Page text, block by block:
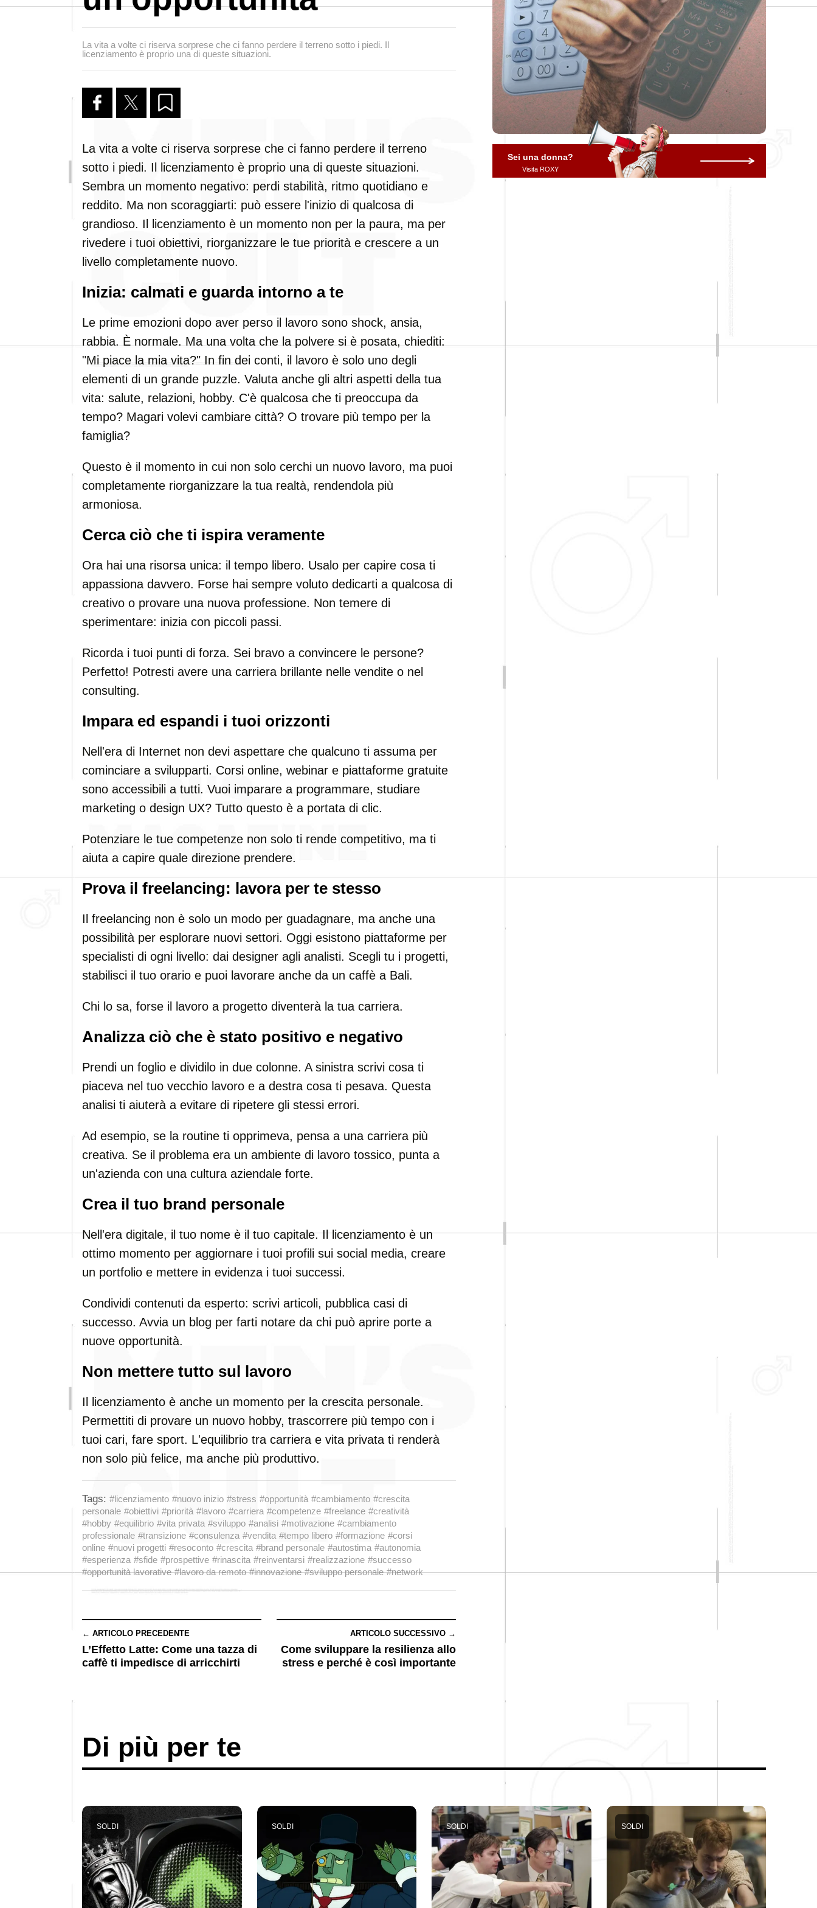
La vita a volte ci riserva sorprese che ci fanno perdere il terreno sotto i piedi. Il
licenziamento è proprio una di queste situazioni.
La vita a volte ci riserva sorprese che ci fanno perdere il terreno
sotto i piedi. Il licenziamento è proprio una di queste situazioni.
Sembra un momento negativo: perdi stabilità, ritmo quotidiano e
reddito. Ma non scoraggiarti: può essere l'inizio di qualcosa di
grandioso. Il licenziamento è un momento non per la paura, ma per
rivedere i tuoi obiettivi, riorganizzare le tue priorità e crescere a un
livello completamente nuovo.
Inizia: calmati e guarda intorno a te
Le prime emozioni dopo aver perso il lavoro sono shock, ansia,
rabbia. È normale. Ma una volta che la polvere si è posata, chiediti:
"Mi piace la mia vita?" In fin dei conti, il lavoro è solo uno degli
elementi di un grande puzzle. Valuta anche gli altri aspetti della tua
vita: salute, relazioni, hobby. C'è qualcosa che ti preoccupa da
tempo? Magari volevi cambiare città? O trovare più tempo per la
famiglia?
Questo è il momento in cui non solo cerchi un nuovo lavoro, ma puoi
completamente riorganizzare la tua realtà, rendendola più
armoniosa.
Cerca ciò che ti ispira veramente
Ora hai una risorsa unica: il tempo libero. Usalo per capire cosa ti
appassiona davvero. Forse hai sempre voluto dedicarti a qualcosa di
creativo o provare una nuova professione. Non temere di
sperimentare: inizia con piccoli passi.
Ricorda i tuoi punti di forza. Sei bravo a convincere le persone?
Perfetto! Potresti avere una carriera brillante nelle vendite o nel
consulting.
Impara ed espandi i tuoi orizzonti
Nell'era di Internet non devi aspettare che qualcuno ti assuma per
cominciare a svilupparti. Corsi online, webinar e piattaforme gratuite
sono accessibili a tutti. Vuoi imparare a programmare, studiare
marketing o design UX? Tutto questo è a portata di clic.
Potenziare le tue competenze non solo ti rende competitivo, ma ti
aiuta a capire quale direzione prendere.
Prova il freelancing: lavora per te stesso
Il freelancing non è solo un modo per guadagnare, ma anche una
possibilità per esplorare nuovi settori. Oggi esistono piattaforme per
specialisti di ogni livello: dai designer agli analisti. Scegli tu i progetti,
stabilisci il tuo orario e puoi lavorare anche da un caffè a Bali.
Chi lo sa, forse il lavoro a progetto diventerà la tua carriera.
Analizza ciò che è stato positivo e negativo
Prendi un foglio e dividilo in due colonne. A sinistra scrivi cosa ti
piaceva nel tuo vecchio lavoro e a destra cosa ti pesava. Questa
analisi ti aiuterà a evitare di ripetere gli stessi errori.
Ad esempio, se la routine ti opprimeva, pensa a una carriera più
creativa. Se il problema era un ambiente di lavoro tossico, punta a
un'azienda con una cultura aziendale forte.
Crea il tuo brand personale
Nell'era digitale, il tuo nome è il tuo capitale. Il licenziamento è un
ottimo momento per aggiornare i tuoi profili sui social media, creare
un portfolio e mettere in evidenza i tuoi successi.
Condividi contenuti da esperto: scrivi articoli, pubblica casi di
successo. Avvia un blog per farti notare da chi può aprire porte a
nuove opportunità.
Non mettere tutto sul lavoro
Il licenziamento è anche un momento per la crescita personale.
Permettiti di provare un nuovo hobby, trascorrere più tempo con i
tuoi cari, fare sport. L'equilibrio tra carriera e vita privata ti renderà
non solo più felice, ma anche più produttivo.
Tags: #licenziamento #nuovo inizio #stress #opportunità #cambiamento #crescita
personale #obiettivi #priorità #lavoro #carriera #competenze #freelance #creatività
#hobby #equilibrio #vita privata #sviluppo #analisi #motivazione #cambiamento
professionale #transizione #consulenza #vendita #tempo libero #formazione #corsi
online #nuovi progetti #resoconto #crescita #brand personale #autostima #autonomia
#esperienza #sfide #prospettive #rinascita #reinventarsi #realizzazione #successo
#opportunità lavorative #lavoro da remoto #innovazione #sviluppo personale #network
← ARTICOLO PRECEDENTE
L’Effetto Latte: Come una tazza di
caffè ti impedisce di arricchirti
ARTICOLO SUCCESSIVO →
Come sviluppare la resilienza allo
stress e perché è così importante
Sei una donna?
Visita ROXY
Di più per te
SOLDI SOLDI SOLDI SOLDI